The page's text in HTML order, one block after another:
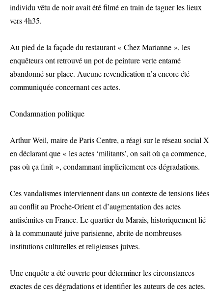
individu vêtu de noir avait été filmé en train de taguer les lieux
vers 4h35.
Au pied de la façade du restaurant « Chez Marianne », les
enquêteurs ont retrouvé un pot de peinture verte entamé
abandonné sur place. Aucune revendication n’a encore été
communiquée concernant ces actes.
Condamnation politique
Arthur Weil, maire de Paris Centre, a réagi sur le réseau social X
en déclarant que « les actes ‘militants’, on sait où ça commence,
pas où ça finit », condamnant implicitement ces dégradations.
Ces vandalismes interviennent dans un contexte de tensions liées
au conflit au Proche-Orient et d’augmentation des actes
antisémites en France. Le quartier du Marais, historiquement lié
à la communauté juive parisienne, abrite de nombreuses
institutions culturelles et religieuses juives.
Une enquête a été ouverte pour déterminer les circonstances
exactes de ces dégradations et identifier les auteurs de ces actes.